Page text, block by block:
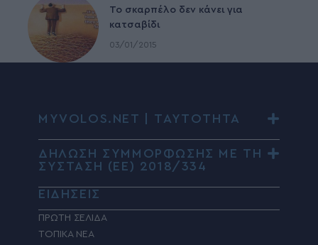
To σκαρπέλο δεν κάνει για
κατσαβίδι
03/01/2015
MYVOLOS.NET | ΤΑΥΤΟΤΗΤΑ
ΔΗΛΩΣΗ ΣΥΜΜΟΡΦΩΣΗΣ ΜΕ ΤΗ
ΣΥΣΤΑΣΗ (ΕΕ) 2018/334
ΕΙΔΗΣΕΙΣ
ΠΡΩΤΗ ΣΕΛΙΔΑ
ΤΟΠΙΚΑ ΝΕΑ